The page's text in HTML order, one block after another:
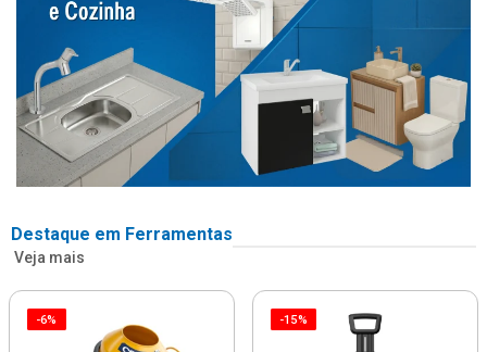
Destaque em Ferramentas
Veja mais
-6% -15%